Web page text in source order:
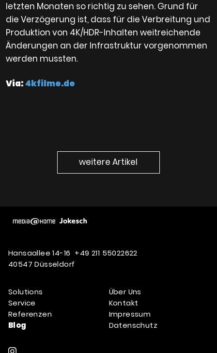
letzten Monaten so richtig zu sehen. Grund für
die Verzögerung ist, dass für die Verbreitung und
Produktion von 4K/HDR-Inhalten weitreichende
Änderungen an der Infrastruktur vorgenommen
werden mussten.
Via: 4kfilme.de
weitere Artikel
Hansaallee 14-16
40547 Düsseldorf
+49 211 55022622
Solutions
Service
Referenzen
Blog
Über Uns
Kontakt
Impressum
Datenschutz